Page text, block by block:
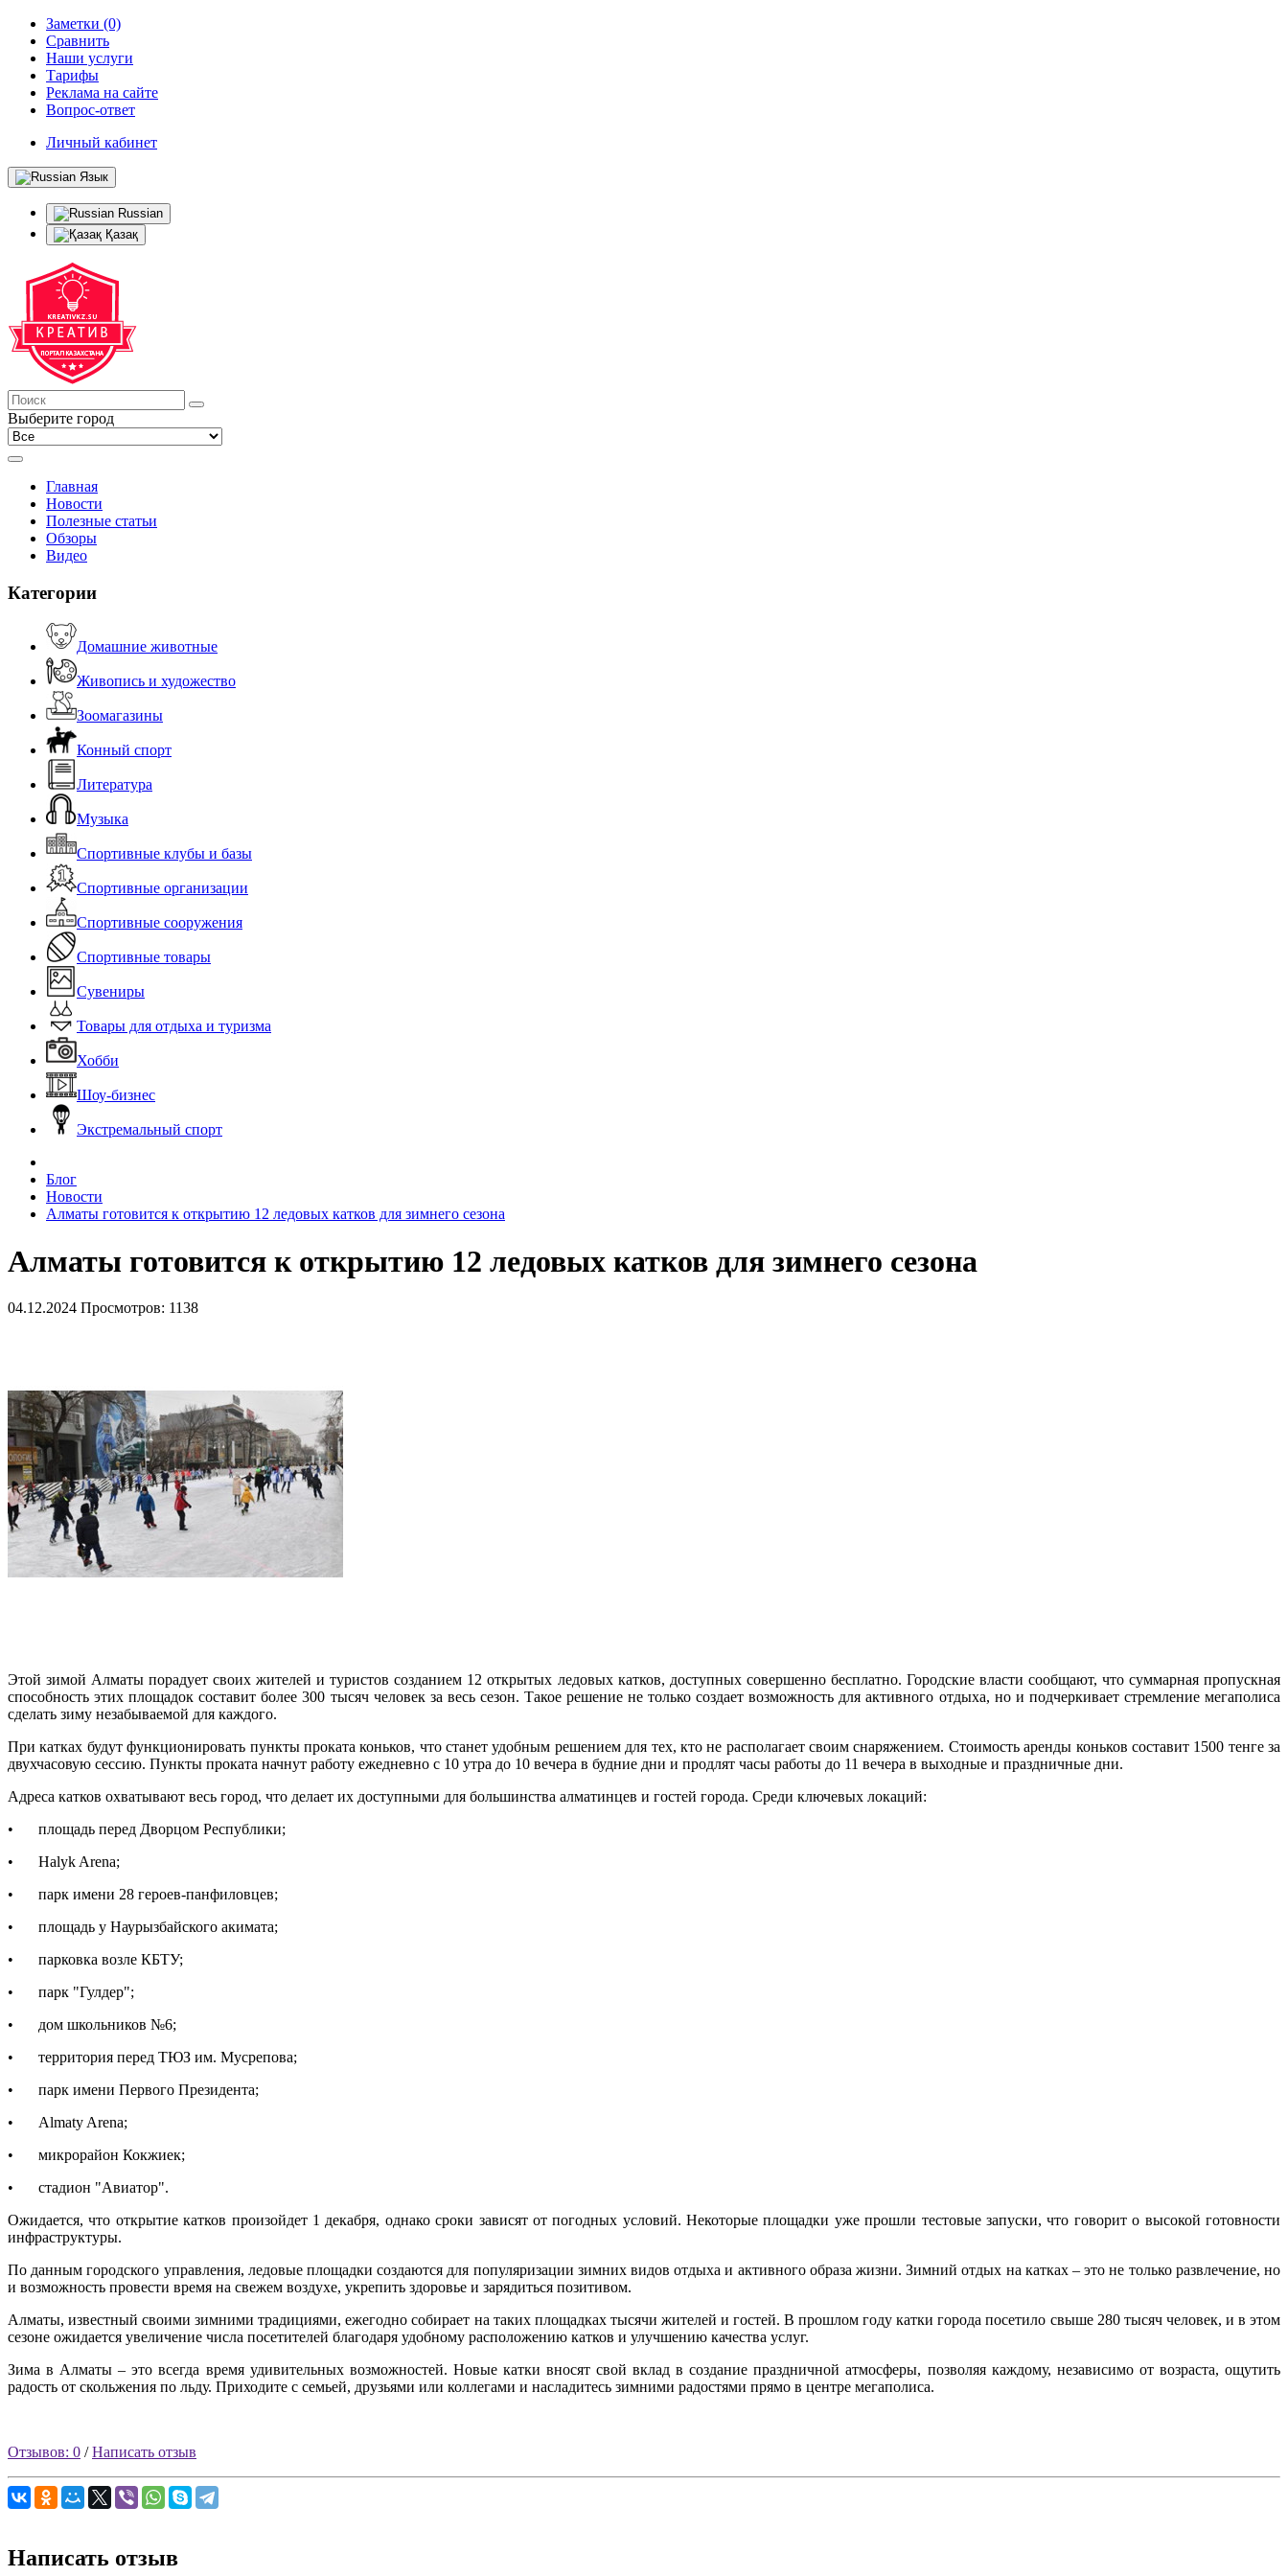
Заметки (0)
Сравнить
Наши услуги
Тарифы
Реклама на сайте
Вопрос-ответ
Личный кабинет
Язык
Russian
Қазақ
Выберите город
Главная
Новости
Полезные статьи
Обзоры
Видео
Категории
Домашние животные
Живопись и художество
Зоомагазины
Конный спорт
Литература
Музыка
Спортивные клубы и базы
Спортивные организации
Спортивные сооружения
Спортивные товары
Сувениры
Товары для отдыха и туризма
Хобби
Шоу-бизнес
Экстремальный спорт
Блог
Новости
Алматы готовится к открытию 12 ледовых катков для зимнего сезона
Алматы готовится к открытию 12 ледовых катков для зимнего сезона
04.12.2024 Просмотров: 1138
Этой зимой Алматы порадует своих жителей и туристов созданием 12 открытых ледовых катков, доступных совершенно бесплатно. Городские власти сообщают, что суммарная пропускная
способность этих площадок составит более 300 тысяч человек за весь сезон. Такое решение не только создает возможность для активного отдыха, но и подчеркивает стремление мегаполиса
сделать зиму незабываемой для каждого.
При катках будут функционировать пункты проката коньков, что станет удобным решением для тех, кто не располагает своим снаряжением. Стоимость аренды коньков составит 1500 тенге за
двухчасовую сессию. Пункты проката начнут работу ежедневно с 10 утра до 10 вечера в будние дни и продлят часы работы до 11 вечера в выходные и праздничные дни.
Адреса катков охватывают весь город, что делает их доступными для большинства алматинцев и гостей города. Среди ключевых локаций:
•
площадь перед Дворцом Республики;
•
Halyk Arena;
•
парк имени 28 героев-панфиловцев;
•
площадь у Наурызбайского акимата;
•
парковка возле КБТУ;
•
парк "Гулдер";
•
дом школьников №6;
•
территория перед ТЮЗ им. Мусрепова;
•
парк имени Первого Президента;
•
Almaty Arena;
•
микрорайон Кокжиек;
•
стадион "Авиатор".
Ожидается, что открытие катков произойдет 1 декабря, однако сроки зависят от погодных условий. Некоторые площадки уже прошли тестовые запуски, что говорит о высокой готовности
инфраструктуры.
По данным городского управления, ледовые площадки создаются для популяризации зимних видов отдыха и активного образа жизни. Зимний отдых на катках – это не только развлечение, но
и возможность провести время на свежем воздухе, укрепить здоровье и зарядиться позитивом.
Алматы, известный своими зимними традициями, ежегодно собирает на таких площадках тысячи жителей и гостей. В прошлом году катки города посетило свыше 280 тысяч человек, и в этом
сезоне ожидается увеличение числа посетителей благодаря удобному расположению катков и улучшению качества услуг.
Зима в Алматы – это всегда время удивительных возможностей. Новые катки вносят свой вклад в создание праздничной атмосферы, позволяя каждому, независимо от возраста, ощутить
радость от скольжения по льду. Приходите с семьей, друзьями или коллегами и насладитесь зимними радостями прямо в центре мегаполиса.
Отзывов: 0 /Написать отзыв
Написать отзыв